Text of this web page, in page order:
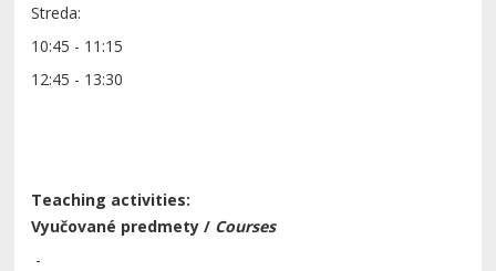
Streda:
10:45 - 11:15
12:45 - 13:30
Teaching activities:
Vyučované predmety / Courses
-